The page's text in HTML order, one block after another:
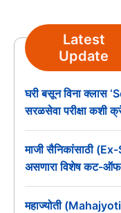
Latest
Update
घरी बसून विना क्लास
सरळसेवा परीक्षा कशी
माजी सैनिकांसाठी
असणारा विशेष कट-ऑफ
महाज्योती